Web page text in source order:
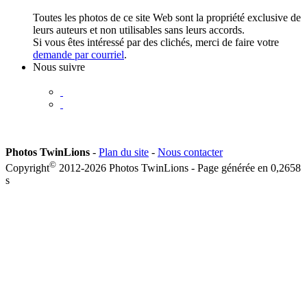
Toutes les photos de ce site Web sont la propriété exclusive de
leurs auteurs et non utilisables sans leurs accords.
Si vous êtes intéressé par des clichés, merci de faire votre
demande par courriel.
Nous suivre
Photos TwinLions - Plan du site - Nous contacter
Copyright© 2012-2026 Photos TwinLions - Page générée en 0,2658
s